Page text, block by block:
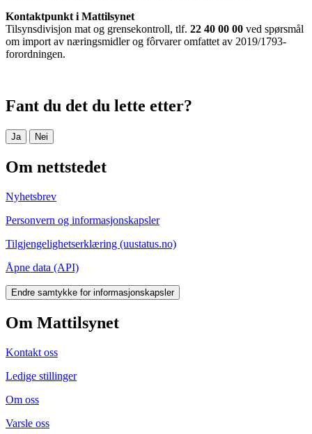
Kontaktpunkt i Mattilsynet
Tilsynsdivisjon mat og grensekontroll, tlf. 22 40 00 00 ved spørsmål
om import av næringsmidler og fôrvarer omfattet av 2019/1793-
forordningen.
Fant du det du lette etter?
Ja Nei
Om nettstedet
Nyhetsbrev
Personvern og informasjonskapsler
Tilgjengelighetserklæring (uustatus.no)
Åpne data (API)
Endre samtykke for informasjonskapsler
Om Mattilsynet
Kontakt oss
Ledige stillinger
Om oss
Varsle oss